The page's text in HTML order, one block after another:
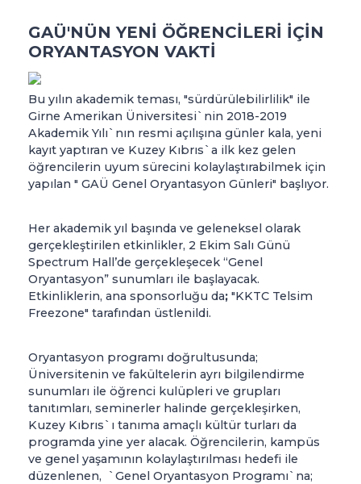
GAÜ'NÜN YENİ ÖĞRENCİLERİ İÇİN
ORYANTASYON VAKTİ
Bu yılın akademik teması, "sürdürülebilirlilik" ile
Girne Amerikan Üniversitesi`nin 2018-2019
Akademik Yılı`nın resmi açılışına günler kala, yeni
kayıt yaptıran ve Kuzey Kıbrıs`a ilk kez gelen
öğrencilerin uyum sürecini kolaylaştırabilmek için
yapılan " GAÜ Genel Oryantasyon Günleri" başlıyor.
Her akademik yıl başında ve geleneksel olarak
gerçekleştirilen etkinlikler, 2 Ekim Salı Günü
Spectrum Hall’de gerçekleşecek “Genel
Oryantasyon” sunumları ile başlayacak.
Etkinliklerin, ana sponsorluğu da; "KKTC Telsim
Freezone" tarafından üstlenildi.
Oryantasyon programı doğrultusunda;
Üniversitenin ve fakültelerin ayrı bilgilendirme
sunumları ile öğrenci kulüpleri ve grupları
tanıtımları, seminerler halinde gerçekleşirken,
Kuzey Kıbrıs`ı tanıma amaçlı kültür turları da
programda yine yer alacak. Öğrencilerin, kampüs
ve genel yaşamının kolaylaştırılması hedefi ile
düzenlenen, `Genel Oryantasyon Programı`na;